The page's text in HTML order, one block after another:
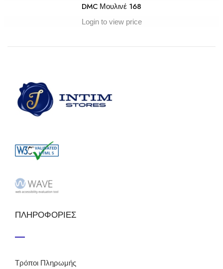
DMC Μουλινέ 168
Login to view price
ΠΛΗΡΟΦΟΡΙΕΣ
Τρόποι Πληρωμής